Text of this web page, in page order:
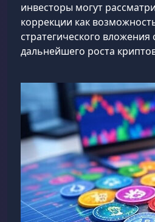
инвесторы могут
коррекции как
стратегического вложения
дальнейшего роста